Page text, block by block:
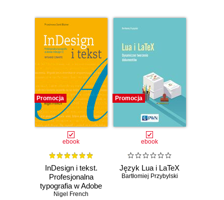
Promocja
ebook
InDesign i tekst.
Profesjonalna
typografia w Adobe
InDesign, wyd. 4
Nigel French
Promocja
ebook
Język Lua i LaTeX
Bartłomiej Przybylski